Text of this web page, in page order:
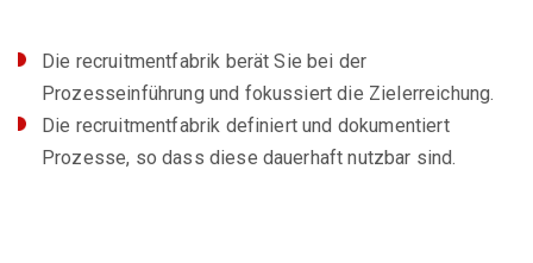
Die recruitmentfabrik berät Sie bei der
Prozesseinführung und fokussiert die Zielerreichung.
Die recruitmentfabrik definiert und dokumentiert
Prozesse, so dass diese dauerhaft nutzbar sind.